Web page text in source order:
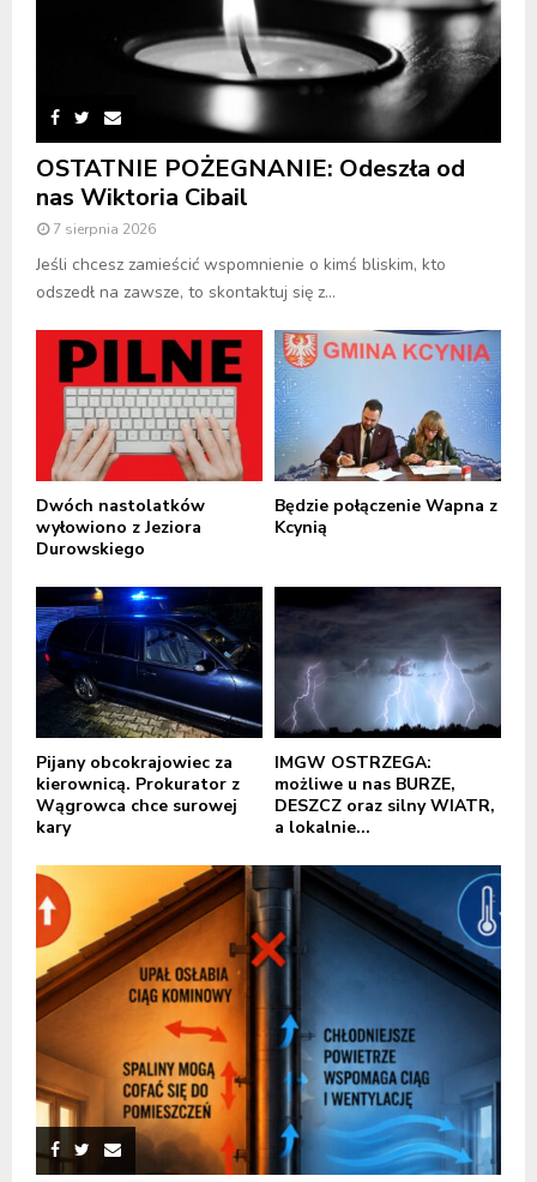
OSTATNIE POŻEGNANIE: Odeszła od
nas Wiktoria Cibail
7 sierpnia 2026
Jeśli chcesz zamieścić wspomnienie o kimś bliskim, kto
odszedł na zawsze, to skontaktuj się z...
Dwóch nastolatków
wyłowiono z Jeziora
Durowskiego
Będzie połączenie Wapna z
Kcynią
Pijany obcokrajowiec za
kierownicą. Prokurator z
Wągrowca chce surowej
kary
IMGW OSTRZEGA:
możliwe u nas BURZE,
DESZCZ oraz silny WIATR,
a lokalnie...